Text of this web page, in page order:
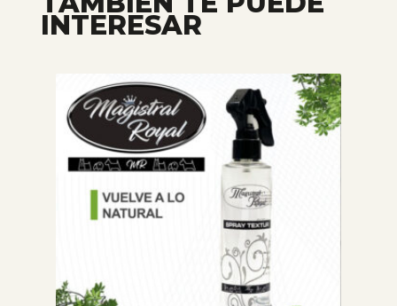
INTERESAR